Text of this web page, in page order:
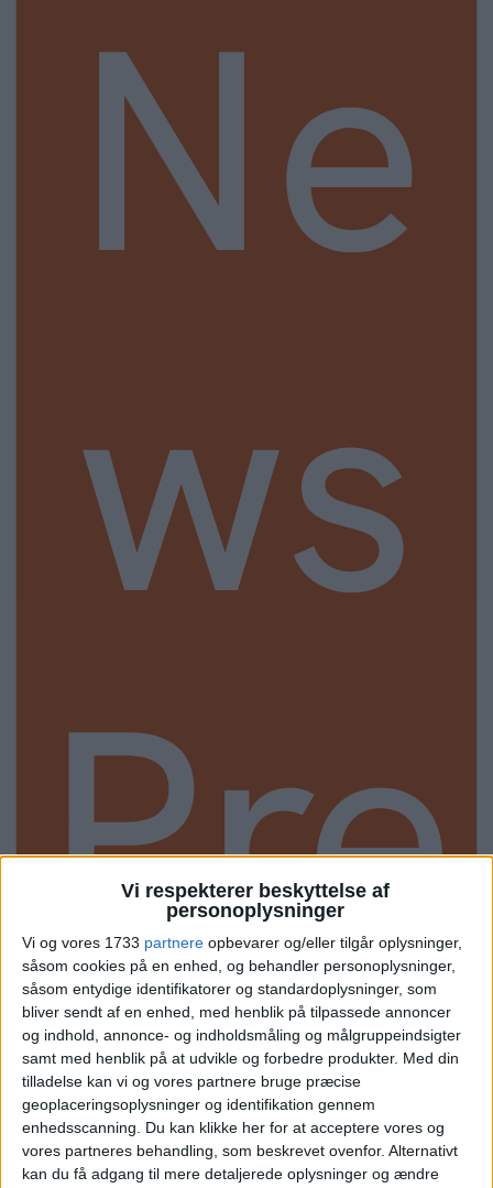
Vi respekterer beskyttelse af
personoplysninger
Vi og vores 1733 partnere opbevarer og/eller tilgår oplysninger,
såsom cookies på en enhed, og behandler personoplysninger,
såsom entydige identifikatorer og standardoplysninger, som
bliver sendt af en enhed, med henblik på tilpassede annoncer
og indhold, annonce- og indholdsmåling og målgruppeindsigter
samt med henblik på at udvikle og forbedre produkter. Med din
tilladelse kan vi og vores partnere bruge præcise
geoplaceringsoplysninger og identifikation gennem
enhedsscanning. Du kan klikke her for at acceptere vores og
vores partneres behandling, som beskrevet ovenfor. Alternativt
kan du få adgang til mere detaljerede oplysninger og ændre
Ne
ws
Pre